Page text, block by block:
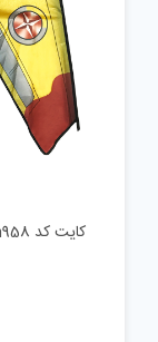
کایت کد cch958